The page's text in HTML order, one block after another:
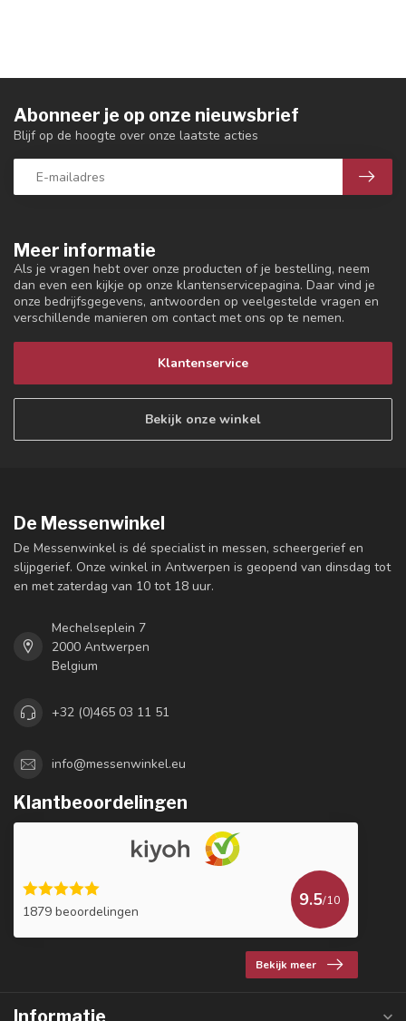
Meer informatie
Als je vragen hebt over onze producten of je bestelling, neem
dan even een kijkje op onze klantenservicepagina. Daar vind je
onze bedrijfsgegevens, antwoorden op veelgestelde vragen en
verschillende manieren om contact met ons op te nemen.
Klantenservice
Bekijk onze winkel
Abonneer je op onze nieuwsbrief
Blijf op de hoogte over onze laatste acties
De Messenwinkel
De Messenwinkel is dé specialist in messen, scheergerief en
slijpgerief. Onze winkel in Antwerpen is geopend van dinsdag tot
en met zaterdag van 10 tot 18 uur.
Mechelseplein 7
2000 Antwerpen
Belgium
+32 (0)465 03 11 51
info@messenwinkel.eu
Klantbeoordelingen
1879 beoordelingen
9.5/10
Bekijk meer